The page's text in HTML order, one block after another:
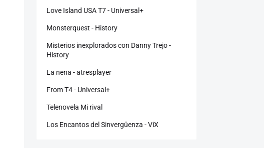
Love Island USA T7 - Universal+
Monsterquest - History
Misterios inexplorados con Danny Trejo -
History
La nena - atresplayer
From T4 - Universal+
Telenovela Mi rival
Los Encantos del Sinvergüenza - ViX